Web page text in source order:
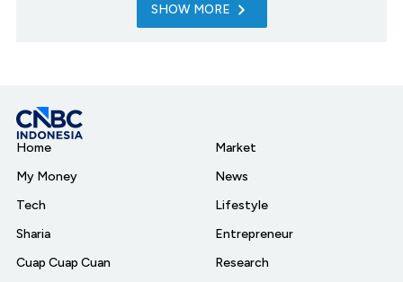
SHOW MORE
Home
My Money
Tech
Sharia
Cuap Cuap Cuan
Market
News
Lifestyle
Entrepreneur
Research